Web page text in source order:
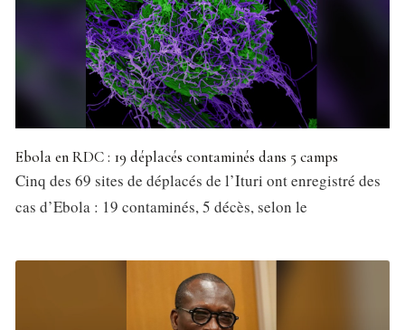
Ebola en RDC : 19 déplacés contaminés dans 5 camps
Cinq des 69 sites de déplacés de l’Ituri ont enregistré des
cas d’Ebola : 19 contaminés, 5 décès, selon le